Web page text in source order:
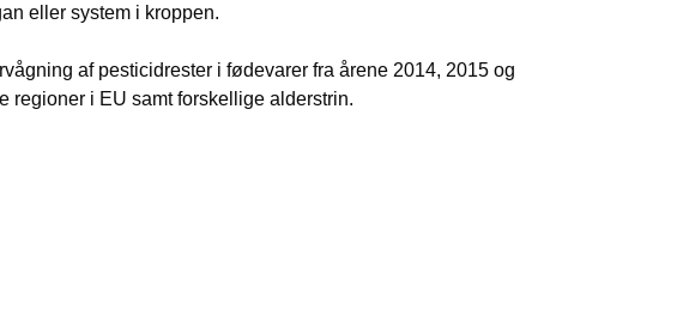
eller system i kroppen.
af pesticidrester i fødevarer fra årene 2014, 2015 og
regioner i EU samt forskellige alderstrin.